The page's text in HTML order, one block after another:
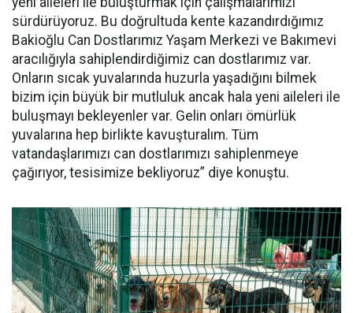
sürdürüyoruz. Bu doğrultuda kente kazandırdığımız
Bakioğlu Can Dostlarımız Yaşam Merkezi ve Bakımevi
aracılığıyla sahiplendirdiğimiz can dostlarımız var.
Onların sıcak yuvalarında huzurla yaşadığını bilmek
bizim için büyük bir mutluluk ancak hala yeni aileleri ile
buluşmayı bekleyenler var. Gelin onları ömürlük
yuvalarına hep birlikte kavuşturalım. Tüm
vatandaşlarımızı can dostlarımızı sahiplenmeye
çağırıyor, tesisimize bekliyoruz” diye konuştu.